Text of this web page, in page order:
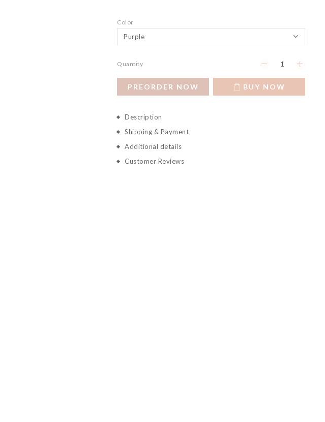
Color
Quantity
PREORDER NOW BUY NOW
Description
Shipping & Payment
Additional details
Customer Reviews